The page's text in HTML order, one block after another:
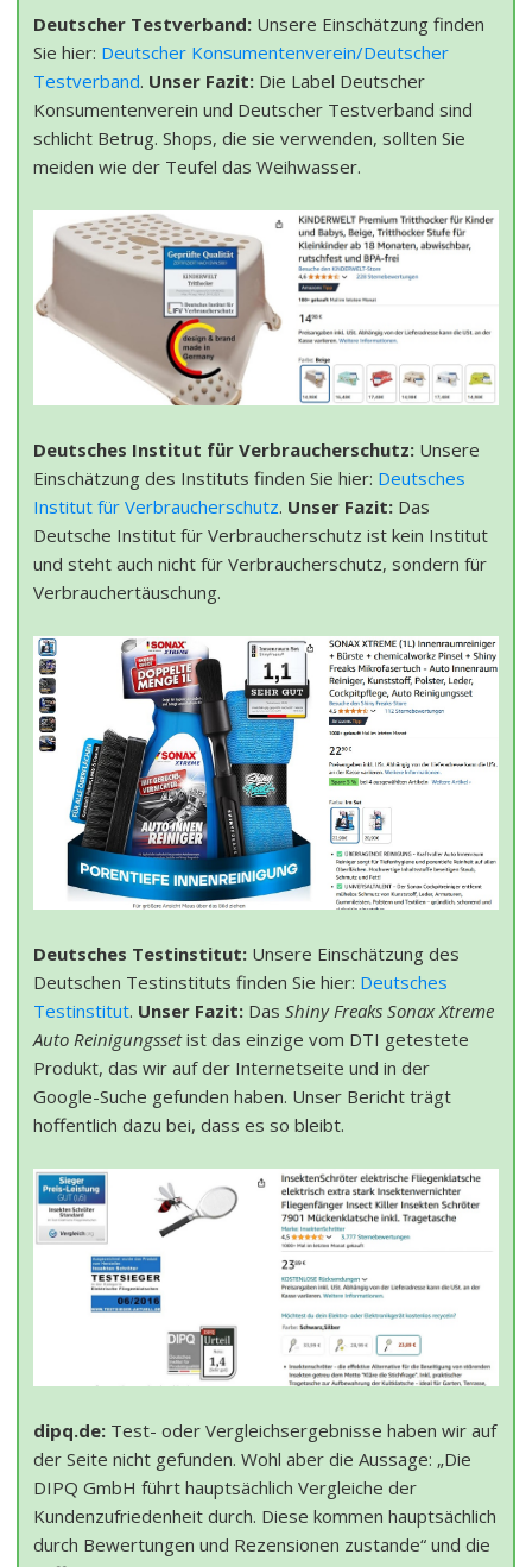
Deutscher Testverband: Unsere Einschätzung finden
Sie hier: Deutscher Konsumentenverein/Deutscher
Testverband. Unser Fazit: Die Label Deutscher
Konsumentenverein und Deutscher Testverband sind
schlicht Betrug. Shops, die sie verwenden, sollten Sie
meiden wie der Teufel das Weihwasser.
Deutsches Institut für Verbraucherschutz: Unsere
Einschätzung des Instituts finden Sie hier: Deutsches
Institut für Verbraucherschutz. Unser Fazit: Das
Deutsche Institut für Verbraucherschutz ist kein Institut
und steht auch nicht für Verbraucherschutz, sondern für
Verbrauchertäuschung.
Deutsches Testinstitut: Unsere Einschätzung des
Deutschen Testinstituts finden Sie hier: Deutsches
Testinstitut. Unser Fazit: Das Shiny Freaks Sonax Xtreme
Auto Reinigungssetist das einzige vom DTI getestete
Produkt, das wir auf der Internetseite und in der
Google-Suche gefunden haben. Unser Bericht trägt
hoffentlich dazu bei, dass es so bleibt.
dipq.de: Test- oder Vergleichsergebnisse haben wir auf
der Seite nicht gefunden. Wohl aber die Aussage: „Die
DIPQ GmbH führt hauptsächlich Vergleiche der
Kundenzufriedenheit durch. Diese kommen hauptsächlich
durch Bewertungen und Rezensionen zustande“ und die